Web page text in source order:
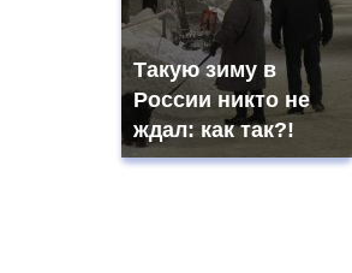
Такую зиму в
России никто не
ждал: как так?!